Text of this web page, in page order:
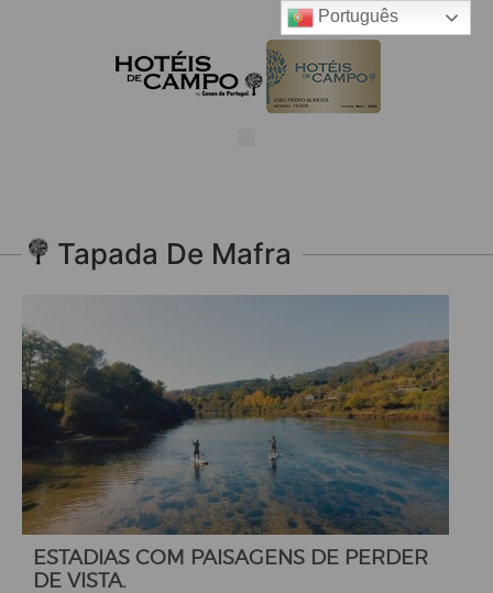
Tapada De Mafra
ESTADIAS COM PAISAGENS DE PERDER
DE VISTA.
Português